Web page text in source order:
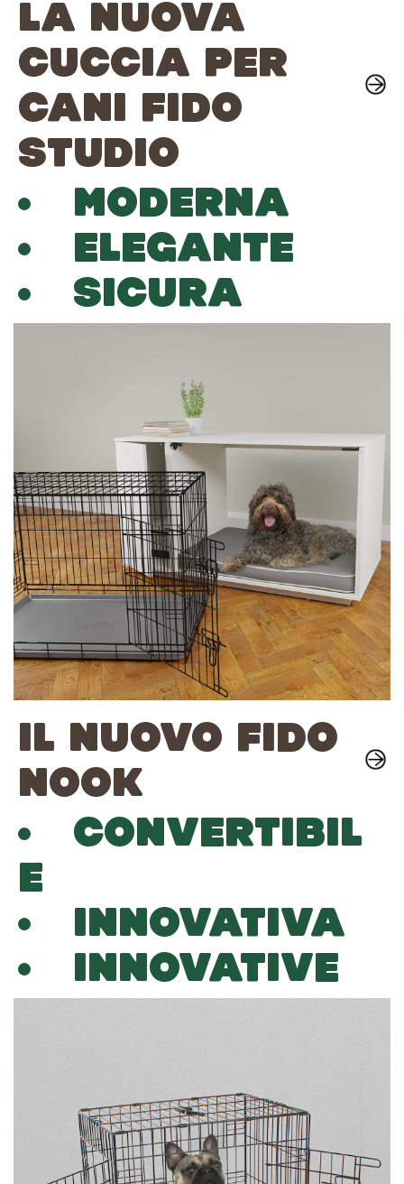
LA NUOVA
CUCCIA PER
CANI FIDO
STUDIO
MODERNA
ELEGANTE
SICURA
IL NUOVO FIDO
NOOK
CONVERTIBIL
E
INNOVATIVA
INNOVATIVE